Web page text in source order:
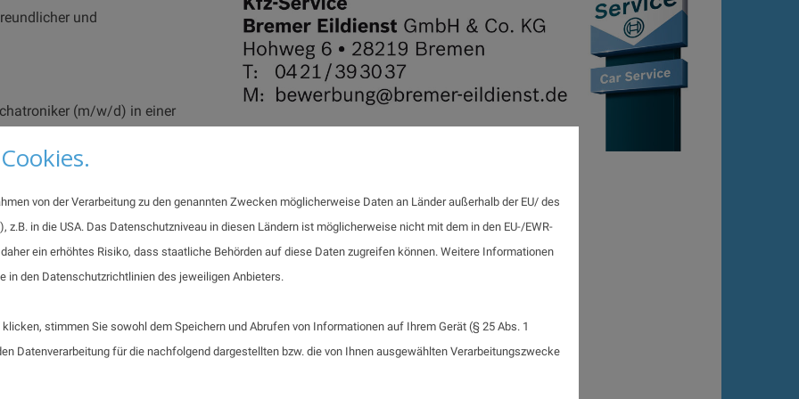
und
(m/w/d) in einer
Fahrzeugen
Kfz-Mechatroniker oder
wünschenswert wäre auch
von der Verarbeitung zu den genannten Zwecken möglicherweise Daten an Länder außerhalb der EU/ des
z.B. in die USA. Das Datenschutzniveau in diesen Ländern ist möglicherweise nicht mit dem in den EU-/EWR-
ein erhöhtes Risiko, dass staatliche Behörden auf diese Daten zugreifen können. Weitere Informationen
in den Datenschutzrichtlinien des jeweiligen Anbieters.
klicken, stimmen Sie sowohl dem Speichern und Abrufen von Informationen auf Ihrem Gerät (§ 25 Abs. 1
Datenverarbeitung für die nachfolgend dargestellten bzw. die von Ihnen ausgewählten Verarbeitungszwecke